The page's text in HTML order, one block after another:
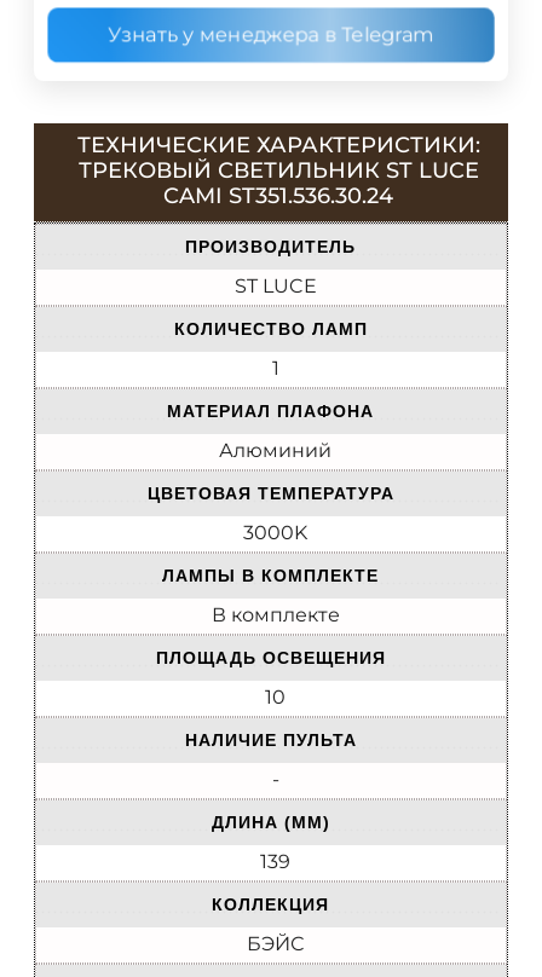
Узнать у менеджера в Telegram
ТЕХНИЧЕСКИЕ ХАРАКТЕРИСТИКИ:
ТРЕКОВЫЙ СВЕТИЛЬНИК ST LUCE
CAMI ST351.536.30.24
ПРОИЗВОДИТЕЛЬ
ST LUCE
КОЛИЧЕСТВО ЛАМП
1
МАТЕРИАЛ ПЛАФОНА
Алюминий
ЦВЕТОВАЯ ТЕМПЕРАТУРА
3000K
ЛАМПЫ В КОМПЛЕКТЕ
В комплекте
ПЛОЩАДЬ ОСВЕЩЕНИЯ
10
НАЛИЧИЕ ПУЛЬТА
-
ДЛИНА (ММ)
139
КОЛЛЕКЦИЯ
БЭЙС